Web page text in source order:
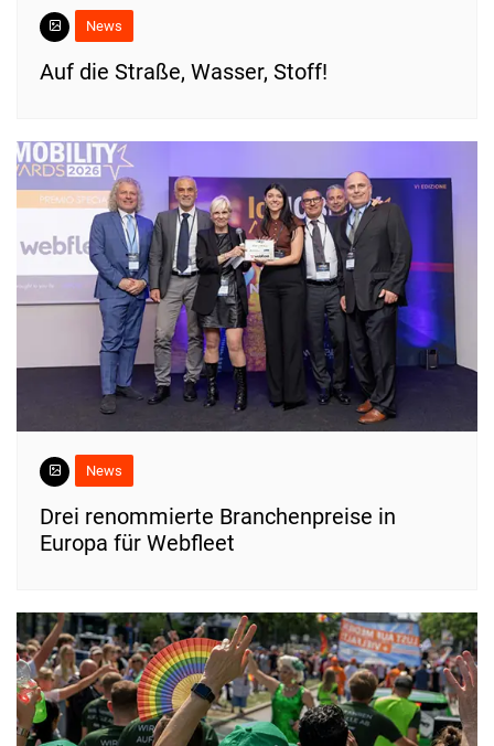
News
​Auf die Straße, Wasser, Stoff!
News
Drei renommierte Branchenpreise in
Europa für Webfleet